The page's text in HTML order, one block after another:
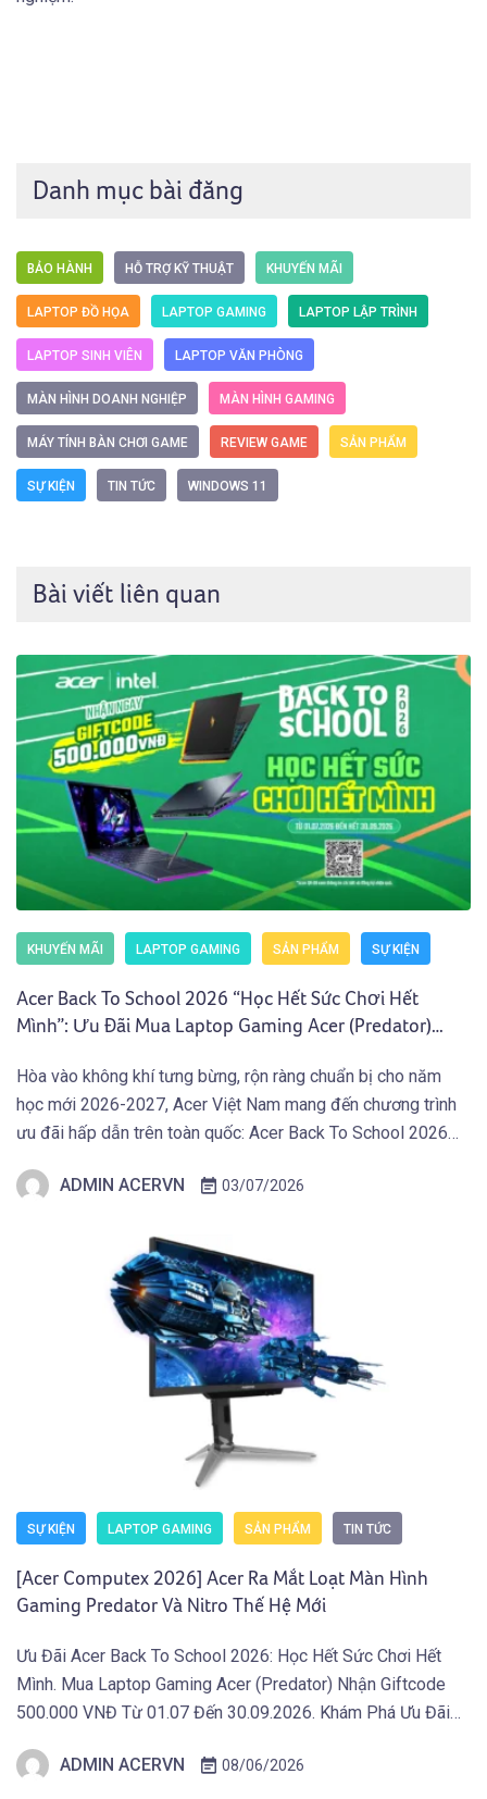
Danh mục bài đăng
BẢO HÀNH HỖ TRỢ KỸ THUẬT KHUYẾN MÃI
LAPTOP ĐỒ HỌA LAPTOP GAMING LAPTOP LẬP TRÌNH
LAPTOP SINH VIÊN LAPTOP VĂN PHÒNG
MÀN HÌNH DOANH NGHIỆP MÀN HÌNH GAMING
MÁY TÍNH BÀN CHƠI GAME REVIEW GAME SẢN PHẨM
SỰ KIỆN TIN TỨC WINDOWS 11
Bài viết liên quan
KHUYẾN MÃI LAPTOP GAMING SẢN PHẨM SỰ KIỆN
Acer Back To School 2026 “Học Hết Sức Chơi Hết
Mình”: Ưu Đãi Mua Laptop Gaming Acer (Predator)
Hòa vào không khí tưng bừng, rộn ràng chuẩn bị cho năm
học mới 2026-2027, Acer Việt Nam mang đến chương trình
ưu đãi hấp dẫn trên toàn quốc: Acer Back To School 2026
Sinh Viên và người dùng sở hữu Laptop Gaming […]
ADMIN ACERVN 03/07/2026
SỰ KIỆN LAPTOP GAMING SẢN PHẨM TIN TỨC
[Acer Computex 2026] Acer Ra Mắt Loạt Màn Hình
Gaming Predator Và Nitro Thế Hệ Mới
Ưu Đãi Acer Back To School 2026: Học Hết Sức Chơi Hết
Mình. Mua Laptop Gaming Acer (Predator) Nhận Giftcode
500.000 VNĐ Từ 01.07 Đến 30.09.2026. Khám Phá Ưu Đãi
hệ màn hình gaming mới thuộc hai dòng Predator và Acer
ADMIN ACERVN 08/06/2026